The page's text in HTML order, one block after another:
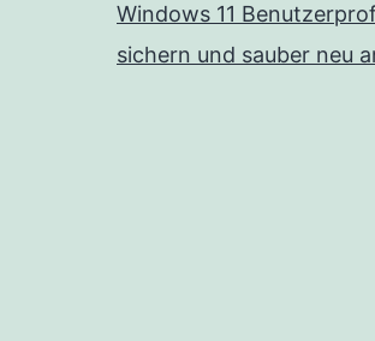
Windows 11
sichern und sauber neu